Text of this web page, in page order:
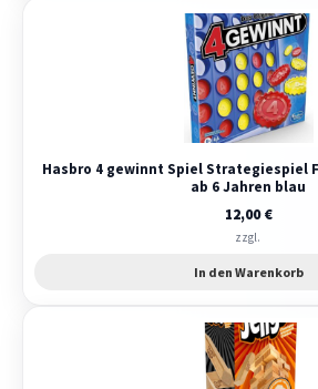
Hasbro 4 gewinnt Spiel Strategiespiel
ab 6 Jahren blau
12,00€
zzgl.
In den Warenkorb